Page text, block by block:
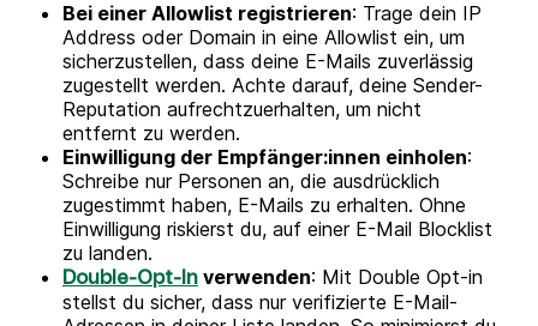
Bei einer Allowlist registrieren: Trage dein IP
Address oder Domain in eine Allowlist ein, um
sicherzustellen, dass deine E-Mails zuverlässig
zugestellt werden. Achte darauf, deine Sender-
Reputation aufrechtzuerhalten, um nicht
entfernt zu werden.
Einwilligung der Empfänger:innen einholen:
Schreibe nur Personen an, die ausdrücklich
zugestimmt haben, E-Mails zu erhalten. Ohne
Einwilligung riskierst du, auf einer E-Mail Blocklist
zu landen.
Double-Opt-In verwenden: Mit Double Opt-in
stellst du sicher, dass nur verifizierte E-Mail-